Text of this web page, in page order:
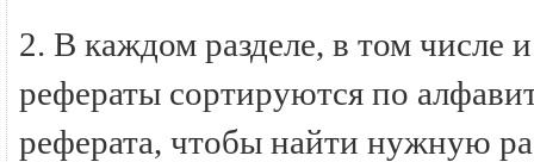
2. В каждом разделе, в том
рефераты сортируются по
реферата, чтобы найти нужную